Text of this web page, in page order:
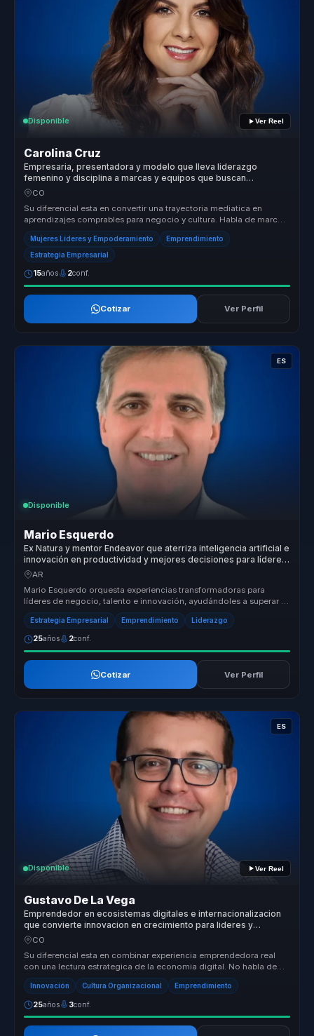
Disponible Ver Reel
Carolina Cruz
Empresaria, presentadora y modelo que lleva liderazgo
femenino y disciplina a marcas y equipos que buscan
crecimiento, visibilidad y resultados sostenibles.
CO
Su diferencial esta en convertir una trayectoria mediatica en
aprendizajes comprables para negocio y cultura. Habla de marca,
disciplina,...
Mujeres Líderes y Empoderamiento Emprendimiento
Estrategia Empresarial
15años 2conf.
Cotizar Ver Perfil
ES
Disponible
Mario Esquerdo
Ex Natura y mentor Endeavor que aterriza inteligencia artificial e
innovación en productividad y mejores decisiones para líderes
de negocio y talento.
AR
Mario Esquerdo orquesta experiencias transformadoras para
líderes de negocio, talento e innovación, ayudándoles a superar la
fricción con...
Estrategia Empresarial Emprendimiento Liderazgo
25años 2conf.
Cotizar Ver Perfil
ES
Disponible Ver Reel
Gustavo De La Vega
Emprendedor en ecosistemas digitales e internacionalizacion
que convierte innovacion en crecimiento para lideres y
empresas.
CO
Su diferencial esta en combinar experiencia emprendedora real
con una lectura estrategica de la economia digital. No habla de
innovacion ...
Innovación Cultura Organizacional Emprendimiento
25años 3conf.